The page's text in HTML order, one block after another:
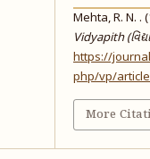
Mehta, R. N. .
Vidyapith
https://
php/vp/
More